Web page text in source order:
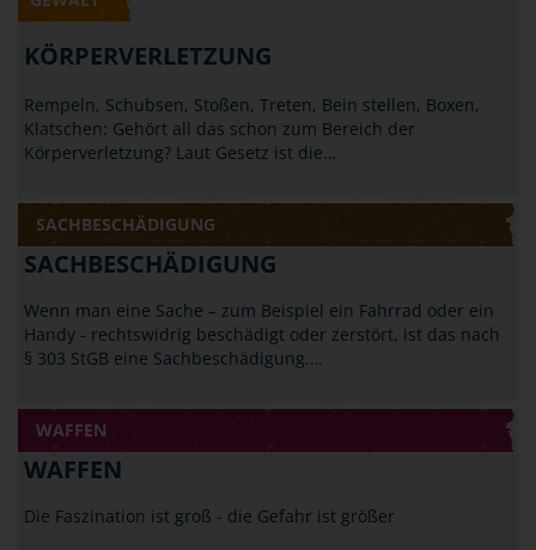
KÖRPERVERLETZUNG
Rempeln, Schubsen, Stoßen, Treten, Bein stellen, Boxen,
Klatschen: Gehört all das schon zum Bereich der
Körperverletzung? Laut Gesetz ist die…
SACHBESCHÄDIGUNG
SACHBESCHÄDIGUNG
Wenn man eine Sache – zum Beispiel ein Fahrrad oder ein
Handy - rechtswidrig beschädigt oder zerstört, ist das nach
§ 303 StGB eine Sachbeschädigung.…
WAFFEN
WAFFEN
Die Faszination ist groß - die Gefahr ist größer